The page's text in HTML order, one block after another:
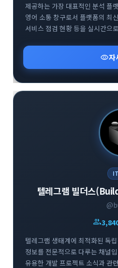
제공하는 가장 대표적인 분석 플
영어 소통 창구로서 플랫폼의 최
서비스 점검 현황 등을 실시간으
사용자분들에게 필수적인 인사
지원 그룹을 통해 플랫폼 이용
피드백을 받으실 수 있습니다.
visibility자
텔레그램 빌더스
group
텔레그램 생태계에 최적화된 독
정보를 전문적으로 다루는 채널
유용한 개발 프로젝트 소식과 관
사이트 메뉴 이동